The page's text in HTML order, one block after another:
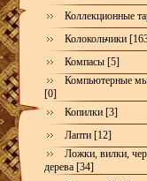
Коллекционные
Колокольчики
Компасы [5]
Компьютерные
[0]
Копилки [3]
Лапти [12]
Ложки, вилки,
дерева [34]